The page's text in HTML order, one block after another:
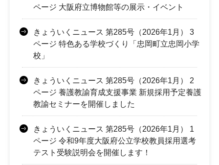
ページ 大阪府立博物館等の展示・イベント
きょういくニュース 第285号（2026年1月） 3
ページ 特色ある学校づくり「忠岡町立忠岡小学
校」
きょういくニュース 第285号（2026年1月） 2
ページ 養護教諭育成支援事業 新規採用予定養護
教諭セミナーを開催しました
きょういくニュース 第285号（2026年1月） 1
ページ 令和9年度大阪府公立学校教員採用選考
テスト受験説明会を開催します！